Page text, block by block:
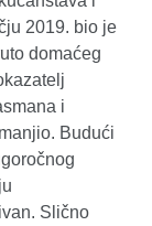
2019. bio je
domaćeg
i
Budući
Slično